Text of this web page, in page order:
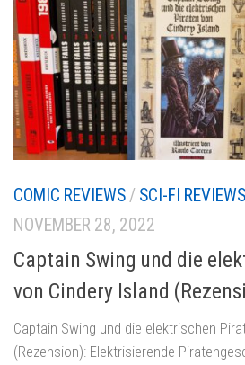
COMIC REVIEWS / SCI-FI REVIEWS
NOVEMBER 28, 2022
Captain Swing und die
von Cindery Island
Captain Swing und die elektrischen
(Rezension): Elektrisierende